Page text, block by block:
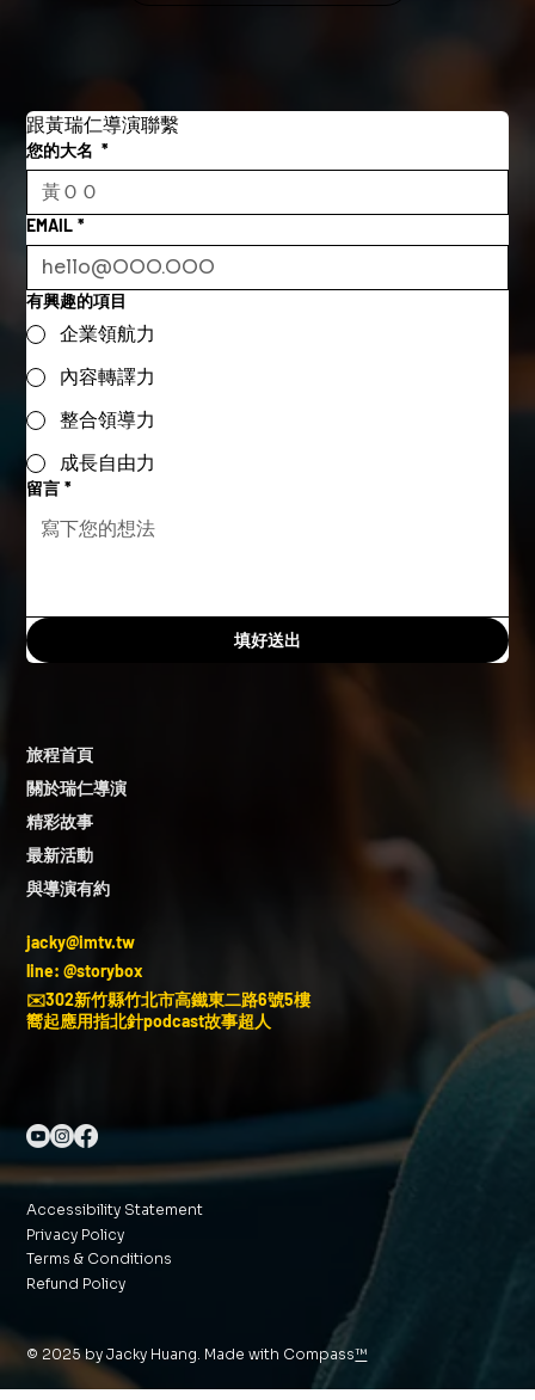
跟黃瑞仁導演聯繫
您的大名 *
EMAIL *
有興趣的項目
企業領航力
內容轉譯力
整合領導力
成長自由力
留言 *
填好送出
旅程首頁
關於瑞仁導演
精彩故事
最新活動
與導演有約
jacky@imtv.tw
line: @storybox
✉️302新竹縣竹北市高鐵東二路6號5樓
嚮起應用指北針podcast故事超人
Accessibility Statement
Privacy Policy
Terms & Conditions
Refund Policy
© 2025 by Jacky Huang. Made with Compass™